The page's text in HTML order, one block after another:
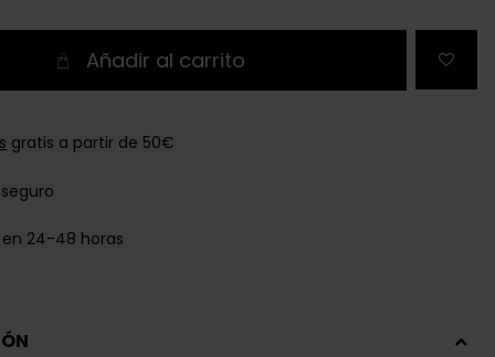
Añadir al carrito
gratis a partir de 50€
en 24-48 horas